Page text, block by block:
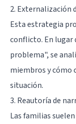
2. Externalización
Esta estrategia
conflicto. En lugar
problema", se
miembros y cómo
situación.
3. Reautoría de
Las familias